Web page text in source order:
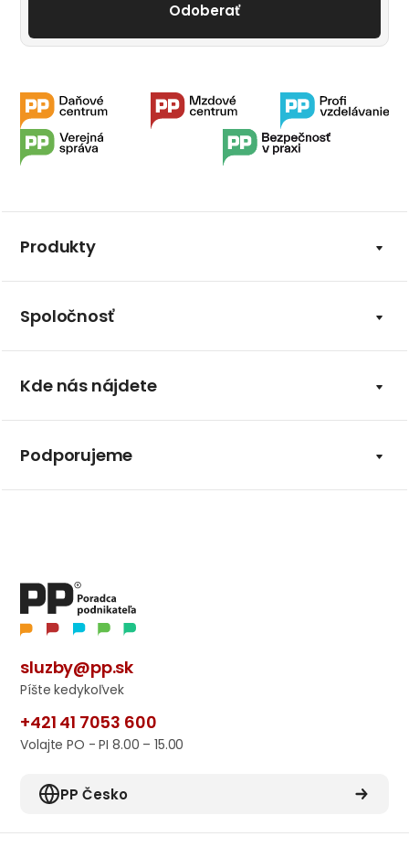
Odoberať
Produkty
Spoločnosť
Kde nás nájdete
Podporujeme
sluzby@pp.sk
Píšte kedykoľvek
+421 41 7053 600
Volajte PO - PI 8.00 – 15.00
PP Česko